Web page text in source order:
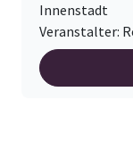
Innenstadt
Veranstalter: